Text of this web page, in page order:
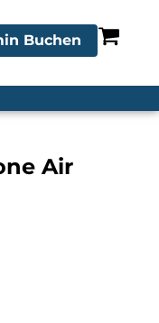
Buchen
Air